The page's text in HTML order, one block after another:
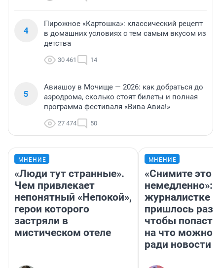
4
Пирожное «Картошка»: классический рецепт
в домашних условиях с тем самым вкусом из
детства
30 461 14
5
Авиашоу в Мочище — 2026: как добраться до
аэродрома, сколько стоят билеты и полная
программа фестиваля «Вива Авиа!»
27 474 50
МНЕНИЕ
«Люди тут странные».
Чем привлекает
непонятный «Непокой»,
герои которого
застряли в
мистическом отеле
МНЕНИЕ
«Снимите это
немедленно»:
журналистке
пришлось
чтобы попасть
на что можно
ради новости